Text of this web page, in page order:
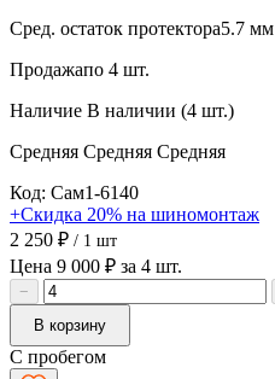
Сред. остаток протектора5.7 мм
Продажапо 4 шт.
Наличие В наличии (4 шт.)
Средняя Средняя Средняя
Код: Сам1-6140
+Скидка 20% на шиномонтаж
2 250 ₽ / 1 шт
Цена 9 000 ₽ за 4 шт.
−
В корзину
С пробегом